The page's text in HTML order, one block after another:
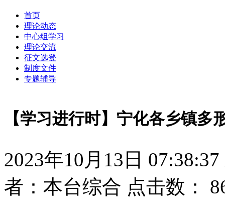
首页
理论动态
中心组学习
理论交流
征文选登
制度文件
专题辅导
【学习进行时】宁化各乡镇
2023年10月13日 07:38:37
者：本台综合 点击数：